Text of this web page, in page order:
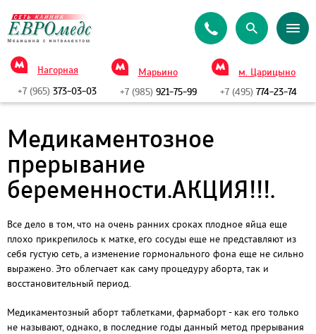
Нагорная
+7 (965) 373-03-03
Марьино
+7 (985)921-75-99
м. Царицыно
+7 (495) 774-23-74
Медикаментозное
прерывание
беременности.АКЦИЯ!!!.
Все дело в том, что на очень ранних сроках плодное яйца еще
плохо прикрепилось к матке, его сосуды еще не представляют из
себя густую сеть, а изменение гормонального фона еще не сильно
выражено. Это облегчает как саму процедуру аборта, так и
восстановительный период.
Медикаментозный аборт таблетками, фармаборт - как его только
не называют, однако, в последние годы данный метод прерывания